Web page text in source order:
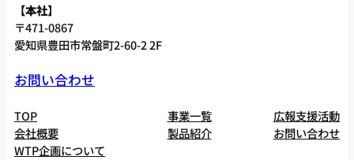
【本社】
〒471-0867
愛知県豊田市常盤町2-60-2 2F
お問い合わせ
TOP
会社概要
WTP企画について
事業一覧
製品紹介
広報支援活動
お問い合わせ